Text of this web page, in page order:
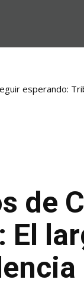
esperando:
de
El